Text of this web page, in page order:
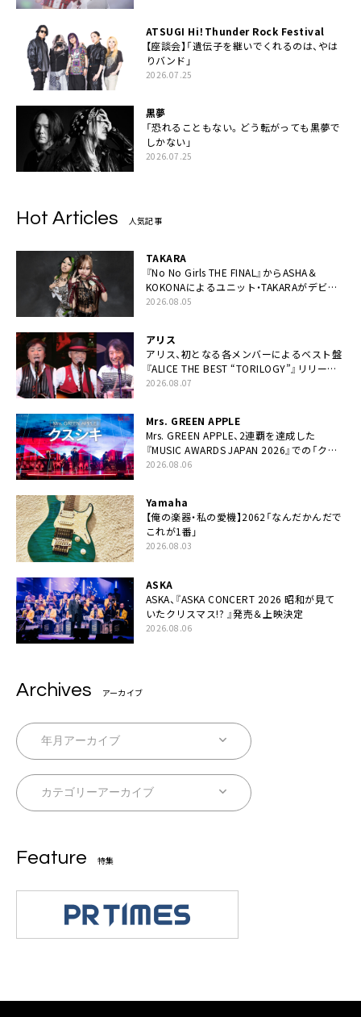
ATSUGI Hi！Thunder Rock Festival
【座談会】「遺伝子を継いでくれるのは、やは
りバンド」
2026.07.25
黒夢
「恐れることもない。どう転がっても黒夢で
しかない」
2026.07.25
Hot Articles 人気記事
TAKARA
『No No Girls THE FINAL』からASHA＆
KOKONAによるユニット・TAKARAがデビュ
ー
2026.08.05
アリス
アリス、初となる各メンバーによるベスト盤
『ALICE THE BEST “TORILOGY”』リリース
決定
2026.08.07
Mrs. GREEN APPLE
Mrs. GREEN APPLE、2連覇を達成した
『MUSIC AWARDS JAPAN 2026』での「クス
シキ」ライブパフォーマンスをYouTube公開
2026.08.06
Yamaha
【俺の楽器・私の愛機】2062「なんだかんだで
これが1番」
2026.08.03
ASKA
ASKA、『ASKA CONCERT 2026 昭和が見て
いたクリスマス!? 』発売＆上映決定
2026.08.06
Archives アーカイブ
Feature 特集